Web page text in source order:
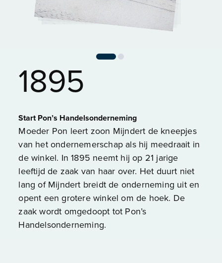
1895
Start Pon’s Handelsonderneming
Moeder Pon leert zoon Mijndert de kneepjes
van het ondernemerschap als hij meedraait in
de winkel. In 1895 neemt hij op 21 jarige
leeftijd de zaak van haar over. Het duurt niet
lang of Mijndert breidt de onderneming uit en
opent een grotere winkel om de hoek. De
zaak wordt omgedoopt tot Pon’s
Handelsonderneming.